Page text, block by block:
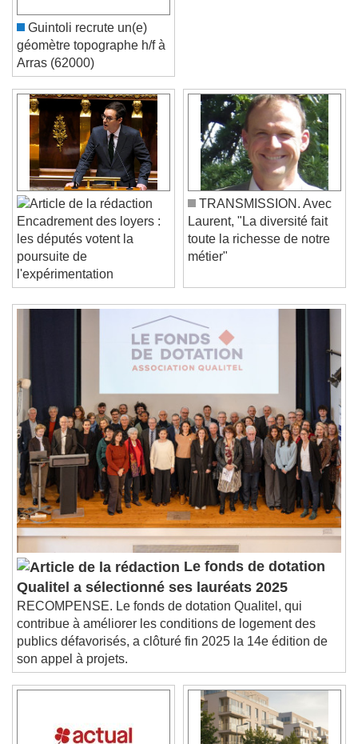
Video Player is loading.
Play Video
Play
Skip Backward
Skip Forward
Unmute
Current Time0:00
/
Duration-:-
Loaded
Stream Type
Seek to live, currently behind liveLIVE
Remaining Time-0:00
Playback Rate
Chapters
Descriptions
descriptions off, selected
Subtitles
subtitles settings
, opens subtitles
settings dialog
subtitles off
, selected
Audio Track
Picture-in-Picture
Fullscreen
This is a modal window.
Beginning of dialog window. Escape will cancel
and close the window.
Text
Color Opacity
Guintoli recrute un(e)
géomètre topographe h/f à
Arras (62000)
Encadrement des loyers :
les députés votent la
poursuite de
l'expérimentation
TRANSMISSION. Avec
Laurent, "La diversité fait
toute la richesse de notre
Le fonds de dotation
Qualitel a sélectionné ses lauréats 2025
RECOMPENSE. Le fonds de dotation Qualitel, qui
contribue à améliorer les conditions de logement des
publics défavorisés, a clôturé fin 2025 la 14e édition de
son appel à projets.